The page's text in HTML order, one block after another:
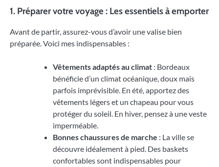
1. Préparer votre voyage : Les essentiels à emporter
Avant de partir, assurez-vous d’avoir une valise bien
préparée. Voici mes indispensables :
Vêtements adaptés au climat : Bordeaux
bénéficie d’un climat océanique, doux mais
parfois imprévisible. En été, apportez des
vêtements légers et un chapeau pour vous
protéger du soleil. En hiver, pensez à une veste
imperméable.
Bonnes chaussures de marche : La ville se
découvre idéalement à pied. Des baskets
confortables sont indispensables pour